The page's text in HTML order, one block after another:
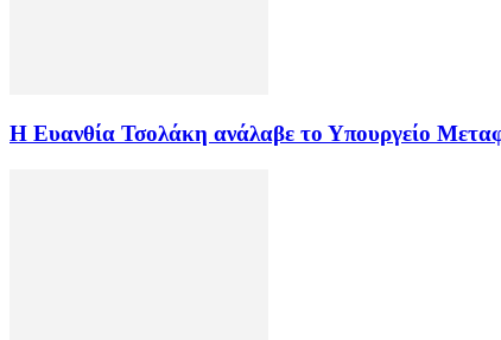
Η Ευανθία Τσολάκη ανάλαβε το Υπουργείο